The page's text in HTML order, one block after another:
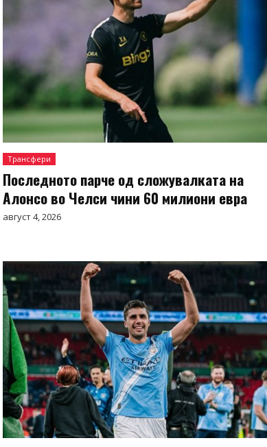
Трансфери
Последното парче од сложувалката на
Алонсо во Челси чини 60 милиони евра
август 4, 2026